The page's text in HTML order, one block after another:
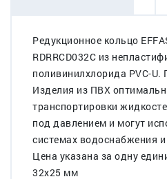
Редукционное кольцо
RDRRCD032C из
поливинилхлорида PVC-U.
Изделия из ПВХ
транспортировки
под давлением и могут
системах водоснабжения
Цена указана за одну
32x25 мм